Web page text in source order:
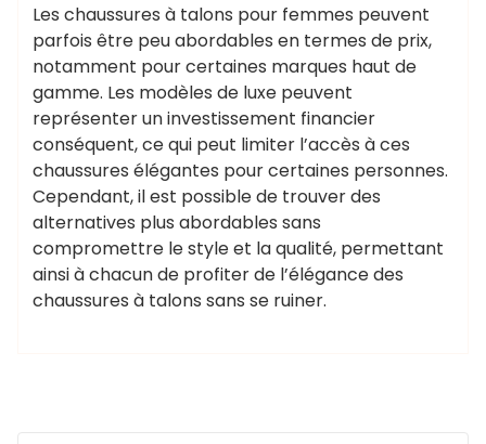
Les chaussures à talons pour femmes peuvent
parfois être peu abordables en termes de prix,
notamment pour certaines marques haut de
gamme. Les modèles de luxe peuvent
représenter un investissement financier
conséquent, ce qui peut limiter l’accès à ces
chaussures élégantes pour certaines personnes.
Cependant, il est possible de trouver des
alternatives plus abordables sans
compromettre le style et la qualité, permettant
ainsi à chacun de profiter de l’élégance des
chaussures à talons sans se ruiner.